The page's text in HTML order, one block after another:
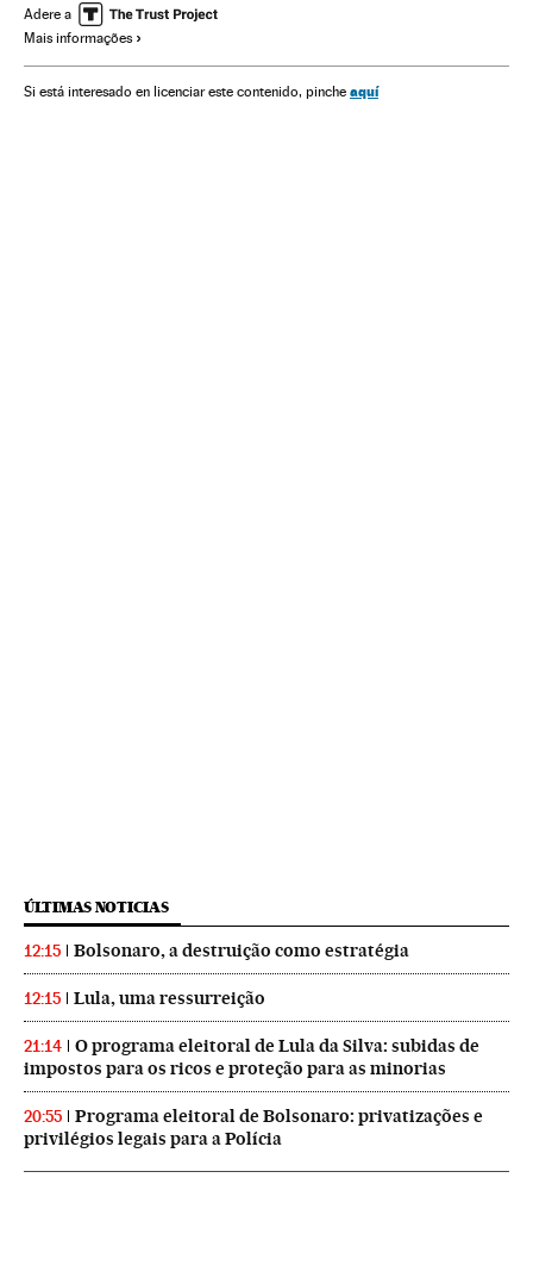
América do Norte Movimentos sociais
América
Adere a
Mais informações
Si está interesado en licenciar este contenido, pinche aquí
ÚLTIMAS NOTICIAS
12:15 Bolsonaro, a destruição como estratégia
12:15 Lula, uma ressurreição
21:14
O programa eleitoral de Lula da Silva: subidas de
impostos para os ricos e proteção para as minorias
20:55
Programa eleitoral de Bolsonaro: privatizações e
privilégios legais para a Polícia